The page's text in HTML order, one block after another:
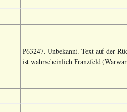
P63247. Unbekannt. Text auf der
ist wahrscheinlich Franzfeld